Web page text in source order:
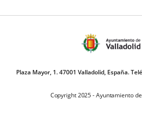
Plaza Mayor, 1. 47001 Valladolid, España.
Copyright 2025 - Ayuntamiento